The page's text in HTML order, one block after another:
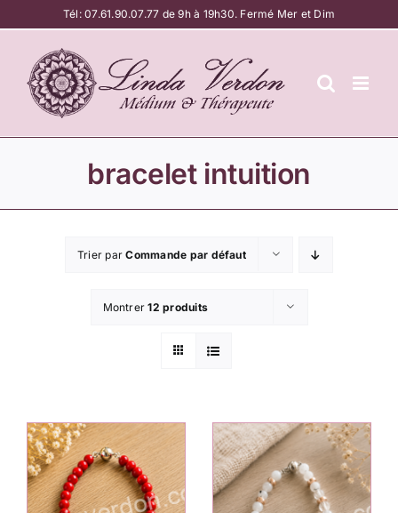
au
contenu
Tél:07.61.90.07.77 de 9h à 19h30. Fermé Mer et Dim
bracelet intuition
Trier parCommande par défaut
Montrer12 produits